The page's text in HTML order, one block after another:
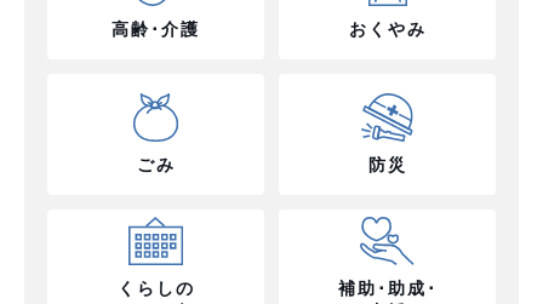
高齢･介護 おくやみ
ごみ 防災
くらしの
補助･助成･